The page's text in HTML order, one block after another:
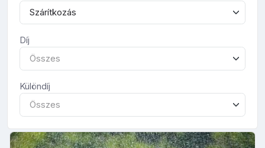
Szárítkozás
Díj
Összes
Különdíj
Összes